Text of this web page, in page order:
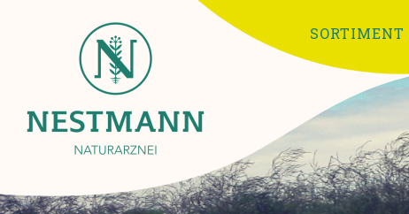
SORTIMENT